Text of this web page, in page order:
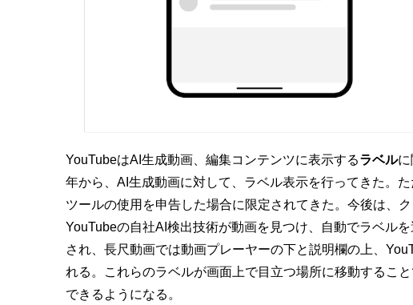
YouTubeはAI生成動画、編集コンテンツに表示するラベルに
年から、AI生成動画に対して、ラベル表示を行ってきた。
ツールの使用を申告した場合に限定されてきた。今後は、
YouTubeの自社AI検出技術が動画を見つけ、自動でラベル
され、長尺動画では動画プレーヤーの下と説明欄の上、
れる。これらのラベルが画面上で目立つ場所に移動するこ
できるようになる。